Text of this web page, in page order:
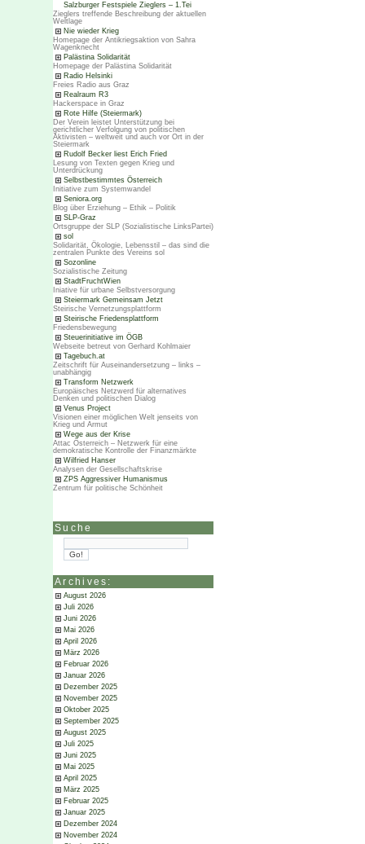
Salzburger Festspiele Zieglers – 1.Tei
Zieglers treffende Beschreibung der aktuellen
Weltlage
Nie wieder Krieg
Homepage der Antikriegsaktion von Sahra
Wagenknecht
Palästina Solidarität
Homepage der Palästina Solidarität
Radio Helsinki
Freies Radio aus Graz
Realraum R3
Hackerspace in Graz
Rote Hilfe (Steiermark)
Der Verein leistet Unterstützung bei
gerichtlicher Verfolgung von politischen
Aktivisten – weltweit und auch vor Ort in der
Steiermark
Rudolf Becker liest Erich Fried
Lesung von Texten gegen Krieg und
Unterdrückung
Selbstbestimmtes Österreich
Initiative zum Systemwandel
Seniora.org
Blog über Erziehung – Ethik – Politik
SLP-Graz
Ortsgruppe der SLP (Sozialistische LinksPartei)
sol
Solidarität, Ökologie, Lebensstil – das sind die
zentralen Punkte des Vereins sol
Sozonline
Sozialistische Zeitung
StadtFruchtWien
Iniative für urbane Selbstversorgung
Steiermark Gemeinsam Jetzt
Steirische Vernetzungsplattform
Steirische Friedensplattform
Friedensbewegung
Steuerinitiative im ÖGB
Webseite betreut von Gerhard Kohlmaier
Tagebuch.at
Zeitschrift für Auseinandersetzung – links –
unabhängig
Transform Netzwerk
Europäisches Netzwerd für alternatives
Denken und politischen Dialog
Venus Project
Visionen einer möglichen Welt jenseits von
Krieg und Armut
Wege aus der Krise
Attac Österreich – Netzwerk für eine
demokratische Kontrolle der Finanzmärkte
Wilfried Hanser
Analysen der Gesellschaftskrise
ZPS Aggressiver Humanismus
Zentrum für politische Schönheit
Suche
Archives:
August 2026
Juli 2026
Juni 2026
Mai 2026
April 2026
März 2026
Februar 2026
Januar 2026
Dezember 2025
November 2025
Oktober 2025
September 2025
August 2025
Juli 2025
Juni 2025
Mai 2025
April 2025
März 2025
Februar 2025
Januar 2025
Dezember 2024
November 2024